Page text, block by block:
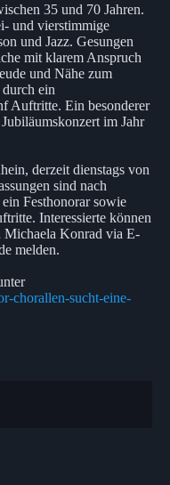
35 und 70 Jahren.
und vierstimmige
und Jazz. Gesungen
mit klarem Anspruch
und Nähe zum
ein
Auftritte. Ein besonderer
im Jahr
derzeit dienstags von
sind nach
Festhonorar sowie
Interessierte können
Michaela Konrad via E-
melden.
chorallen-sucht-eine-